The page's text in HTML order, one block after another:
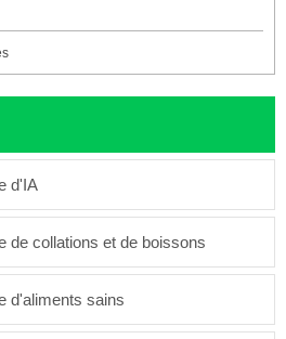
d'IA
de collations et de boissons
d'aliments sains